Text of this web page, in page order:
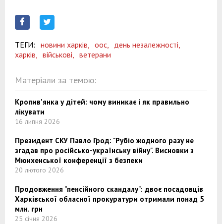
ТЕГИ: новини харків, оос,
день незалежності,
харків,
військові, ветерани
Матеріали за темою:
Кропив'янка у дітей: чому виникає і як правильно
лікувати
16 липня 2026
Президент СКУ Павло Грод: "Рубіо жодного разу не
згадав про російсько-українську війну". Висновки з
Мюнхенської конференції з безпеки
20 лютого 2026
Продовження "пенсійного скандалу": двоє посадовців
Харківської обласної прокуратури отримали понад 5
млн. грн
25 січня 2026